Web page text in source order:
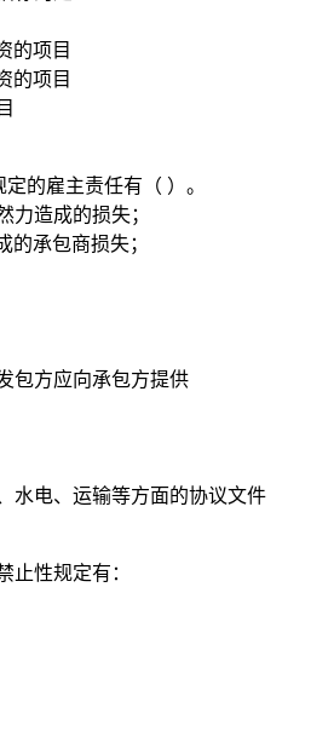
的项目
的项目
的雇主责任有（ ）。
力造成的损失；
的承包商损失；
包方应向承包方提供
水电、运输等方面的协议文件
止性规定有：